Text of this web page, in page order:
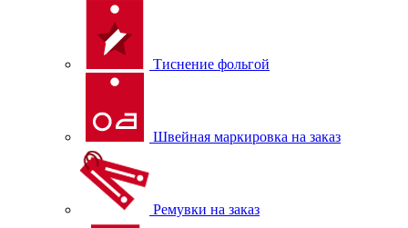
Тиснение фольгой
Швейная маркировка на заказ
Ремувки на заказ